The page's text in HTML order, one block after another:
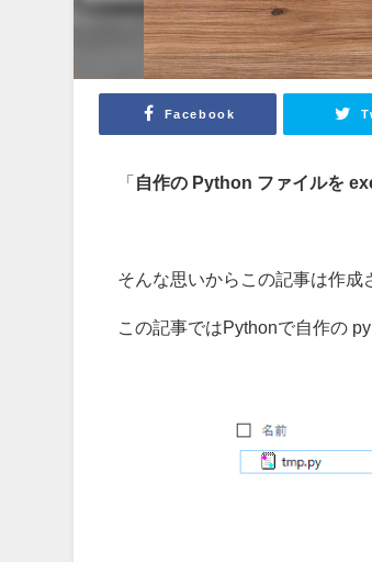
Facebook
「 自作の Python ファイルを
そんな思いからこの記事は作成
この記事ではPythonで自作の